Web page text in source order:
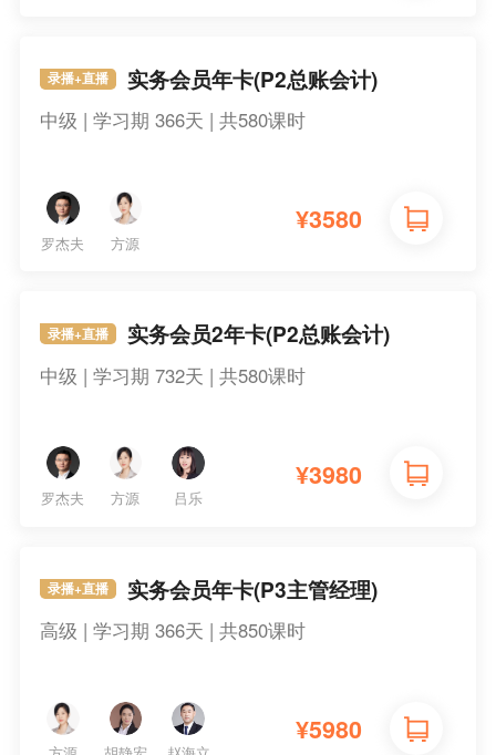
录播+直播 实务会员年卡(P2总账会计)
中级 | 学习期 366天 | 共580课时
罗杰夫 方源
¥3580
录播+直播 实务会员2年卡(P2总账会计)
中级 | 学习期 732天 | 共580课时
罗杰夫 方源 吕乐
¥3980
录播+直播 实务会员年卡(P3主管经理)
高级 | 学习期 366天 | 共850课时
¥5980